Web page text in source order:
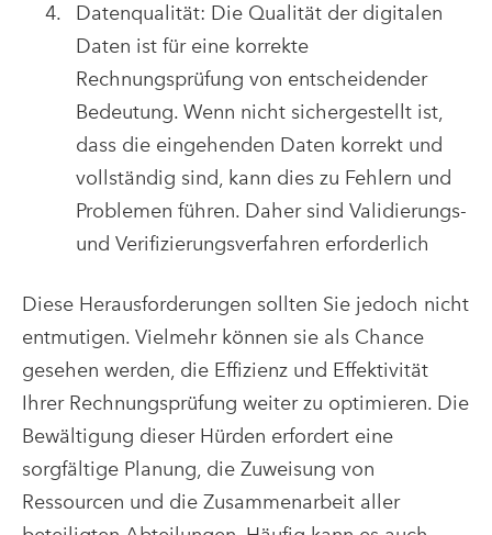
Datenqualität: Die Qualität der digitalen
Daten ist für eine korrekte
Rechnungsprüfung von entscheidender
Bedeutung. Wenn nicht sichergestellt ist,
dass die eingehenden Daten korrekt und
vollständig sind, kann dies zu Fehlern und
Problemen führen. Daher sind Validierungs-
und Verifizierungsverfahren erforderlich
Diese Herausforderungen sollten Sie jedoch nicht
entmutigen. Vielmehr können sie als Chance
gesehen werden, die Effizienz und Effektivität
Ihrer Rechnungsprüfung weiter zu optimieren. Die
Bewältigung dieser Hürden erfordert eine
sorgfältige Planung, die Zuweisung von
Ressourcen und die Zusammenarbeit aller